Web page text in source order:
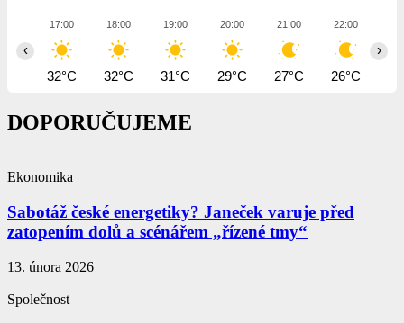
17:00
32°C
18:00
32°C
19:00
31°C
20:00
29°C
21:00
27°C
22:00
26°C
‹ ›
DOPORUČUJEME
Ekonomika
Sabotáž české energetiky? Janeček varuje před
zatopením dolů a scénářem „řízené tmy“
13. února 2026
Společnost